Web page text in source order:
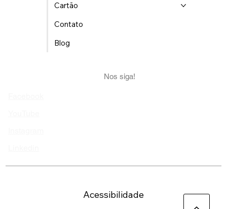
Cartão
Contato
Blog
Nos siga!
Acessibilidade